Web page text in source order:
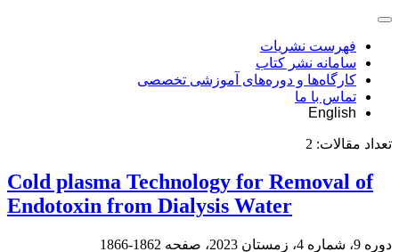
فهرست نشریات
سامانه نشر کتاب
کارگاه‌ها و دوره‌های آموزشی تخصصی
تماس با ما
English
تعداد مقالات: 2
Cold plasma Technology for Removal of
Endotoxin from Dialysis Water
دوره 9، شماره 4، زمستان 2023، صفحه 1862-1866